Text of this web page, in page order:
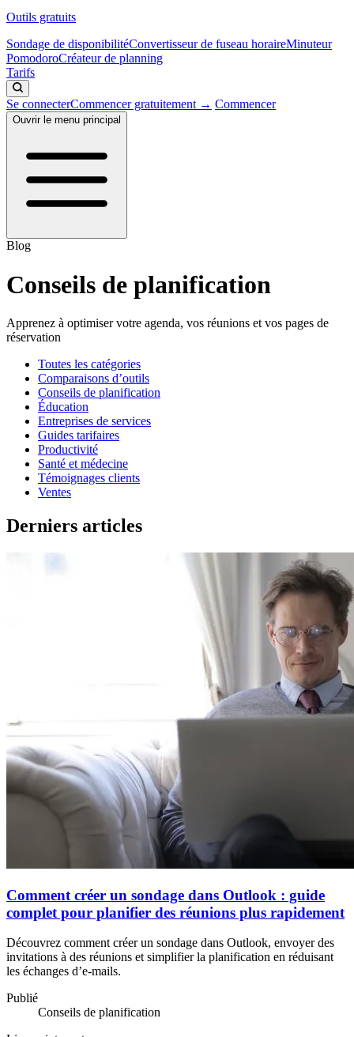
Outils gratuits
Sondage de disponibilitéConvertisseur de fuseau horaireMinuteur
PomodoroCréateur de planning
Tarifs
Se connecterCommencer gratuitement → Commencer
Ouvrir le menu principal
Blog
Conseils de planification
Apprenez à optimiser votre agenda, vos réunions et vos pages de
réservation
Toutes les catégories
Comparaisons d’outils
Conseils de planification
Éducation
Entreprises de services
Guides tarifaires
Productivité
Santé et médecine
Témoignages clients
Ventes
Derniers articles
Comment créer un sondage dans Outlook : guide
complet pour planifier des réunions plus rapidement
Découvrez comment créer un sondage dans Outlook, envoyer des
invitations à des réunions et simplifier la planification en réduisant
les échanges d’e-mails.
Publié
Conseils de planification